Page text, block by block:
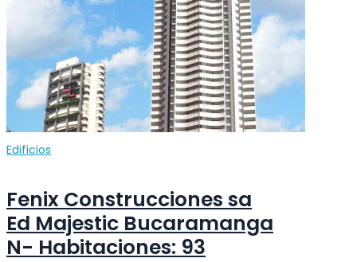
Edificios
Fenix Construcciones sa
Ed Majestic Bucaramanga
N- Habitaciones: 93